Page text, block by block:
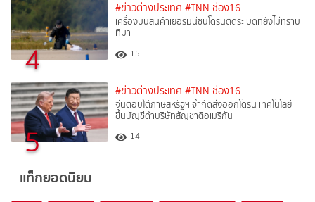
4
#ข่าวต่างประเทศ #TNN ช่อง16
เครื่องบินสินค้าเยอรมนีชนโดรนติดระเบิดที่ยังไม่ทราบ
ที่มา
15
5
#ข่าวต่างประเทศ #TNN ช่อง16
จีนตอบโต้ภาษีสหรัฐฯ จำกัดส่งออกโดรน เทคโนโลยี
ขึ้นบัญชีดำบริษัทสัญชาติอเมริกัน
14
แท็กยอดนิยม